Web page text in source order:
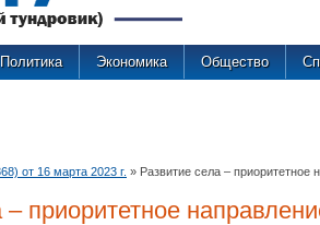
Политика Экономика Общество
от 16 марта 2023 г. » Развитие села – приоритетное
– приоритетное